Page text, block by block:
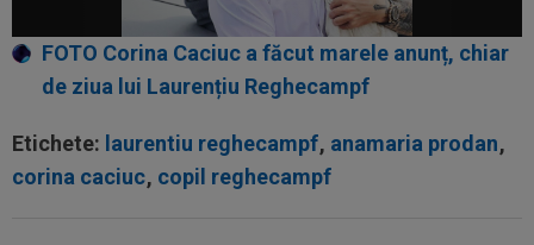
FOTO Corina Caciuc a făcut marele anunț, chiar
de ziua lui Laurențiu Reghecampf
Etichete: laurentiu reghecampf, anamaria prodan,
corina caciuc, copil reghecampf